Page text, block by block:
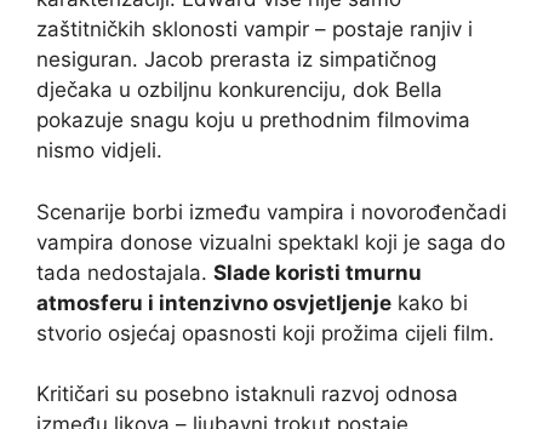
zaštitničkih sklonosti vampir – postaje ranjiv i
nesiguran. Jacob prerasta iz simpatičnog
dječaka u ozbiljnu konkurenciju, dok Bella
pokazuje snagu koju u prethodnim filmovima
nismo vidjeli.
Scenarije borbi između vampira i novorođenčadi
vampira donose vizualni spektakl koji je saga do
tada nedostajala. Slade koristi tmurnu
atmosferu i intenzivno osvjetljenje kako bi
stvorio osjećaj opasnosti koji prožima cijeli film.
Kritičari su posebno istaknuli razvoj odnosa
između likova – ljubavni trokut postaje